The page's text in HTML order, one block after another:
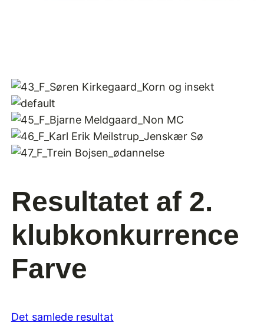
Resultatet af 2.
klubkonkurrence
Farve
Det samlede resultat